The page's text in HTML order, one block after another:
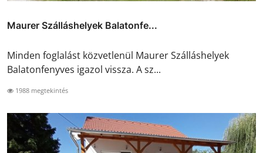
Maurer Szálláshelyek Balatonfe...
Minden foglalást közvetlenül Maurer Szálláshelyek
Balatonfenyves igazol vissza. A sz...
1988 megtekintés